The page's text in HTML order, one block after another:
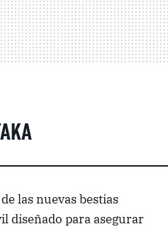
las nuevas bestias
diseñado para asegurar